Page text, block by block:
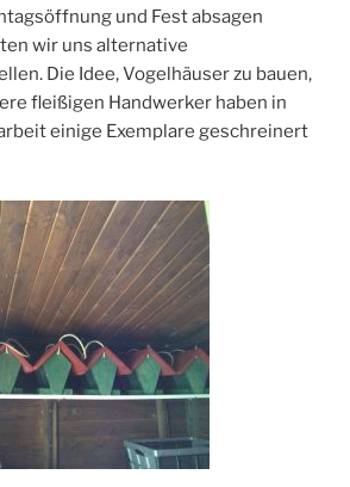
und Fest absagen
wir uns alternative
Die Idee, Vogelhäuser zu bauen,
fleißigen Handwerker haben in
einige Exemplare geschreinert